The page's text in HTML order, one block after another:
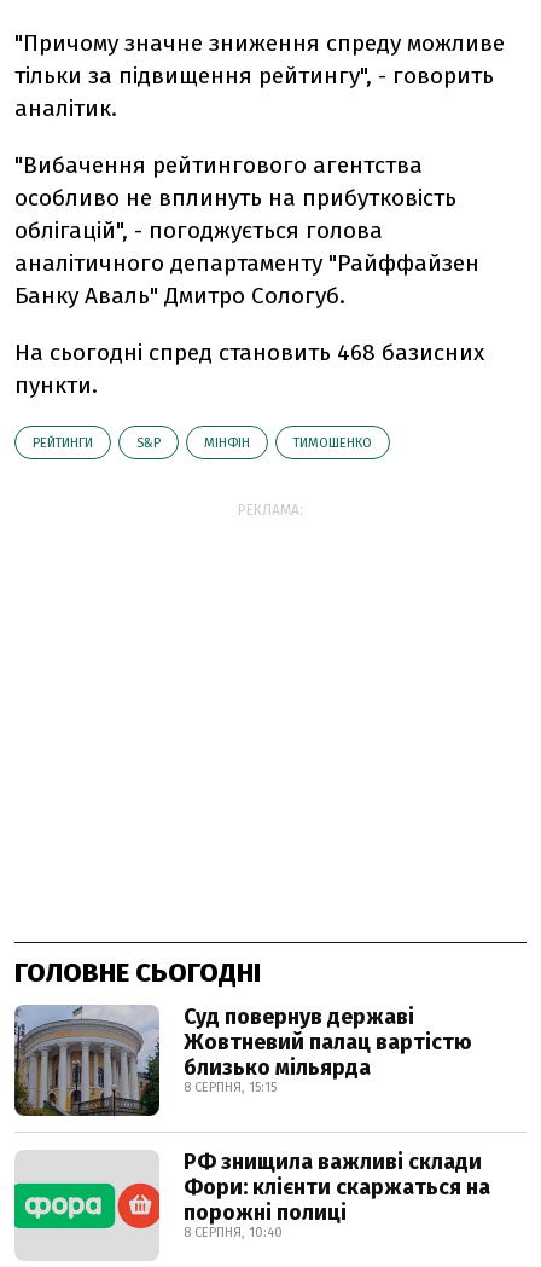
"Причому значне зниження спреду можливе
тільки за підвищення рейтингу", - говорить
аналітик.
"Вибачення рейтингового агентства
особливо не вплинуть на прибутковість
облігацій", - погоджується голова
аналітичного департаменту "Райффайзен
Банку Аваль" Дмитро Сологуб.
На сьогодні спред становить 468 базисних
пункти.
РЕЙТИНГИ S&P МІНФІН ТИМОШЕНКО
РЕКЛАМА:
ГОЛОВНЕ СЬОГОДНІ
Суд повернув державі
Жовтневий палац вартістю
близько мільярда
8 СЕРПНЯ, 15:15
РФ знищила важливі склади
Фори: клієнти скаржаться на
порожні полиці
8 СЕРПНЯ, 10:40